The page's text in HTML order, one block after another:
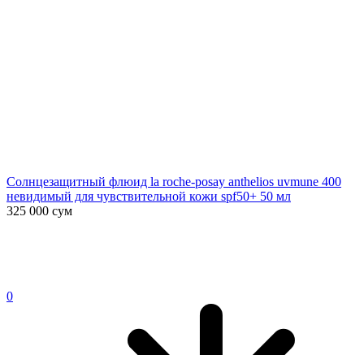
Солнцезащитный флюид la roche-posay anthelios uvmune 400
невидимый для чувствительной кожи spf50+ 50 мл
325 000 сум
0